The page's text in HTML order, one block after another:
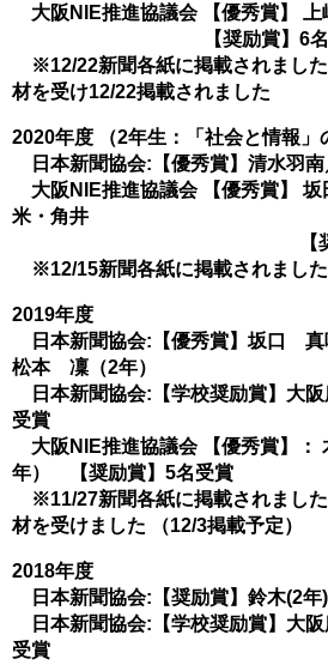
大阪NIE推進協議会 【優秀賞】
【奨励賞】6名
※12/22新聞各紙に掲載されまし
材を受け12/22掲載されました
2020年度 （2年生：「社会と情報」
日本新聞協会:【優秀賞】清水羽
大阪NIE推進協議会 【優秀賞】 坂
米・角井
【奨励賞】3
※12/15新聞各紙に掲載されました
2019年度
日本新聞協会:【優秀賞】坂口 真
松本 凜（2年）
日本新聞協会:【学校奨励賞】大
受賞
大阪NIE推進協議会 【優秀賞】：
年） 【奨励賞】5名受賞
※11/27新聞各紙に掲載されまし
材を受けました （12/3掲載予定）
2018年度
日本新聞協会:【奨励賞】鈴木(2年)
日本新聞協会:【学校奨励賞】大
受賞